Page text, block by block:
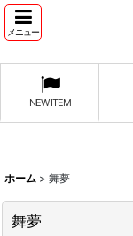
メニュー
NEW ITEM
ホーム > 舞夢
舞夢